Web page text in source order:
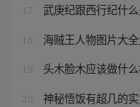
17 武庚纪跟西行纪什
18 海贼王人物图片大
19 头木脸木应该做什
20 神秘悟饭有超几的